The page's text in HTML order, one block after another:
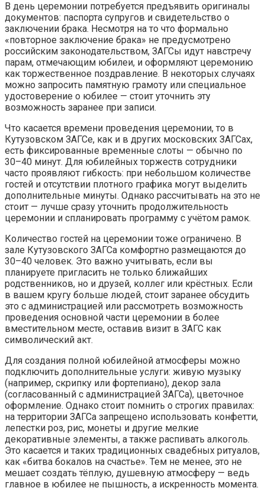
В день церемонии потребуется предъявить оригиналы
документов: паспорта супругов и свидетельство о
заключении брака. Несмотря на то что формально
«повторное заключение брака» не предусмотрено
российским законодательством, ЗАГСы идут навстречу
парам, отмечающим юбилеи, и оформляют церемонию
как торжественное поздравление. В некоторых случаях
можно запросить памятную грамоту или специальное
удостоверение о юбилее — стоит уточнить эту
возможность заранее при записи.
Что касается времени проведения церемонии, то в
Кутузовском ЗАГСе, как и в других московских ЗАГСах,
есть фиксированные временные слоты — обычно по
30–40 минут. Для юбилейных торжеств сотрудники
часто проявляют гибкость: при небольшом количестве
гостей и отсутствии плотного графика могут выделить
дополнительные минуты. Однако рассчитывать на это не
стоит — лучше сразу уточнить продолжительность
церемонии и спланировать программу с учётом рамок.
Количество гостей на церемонии тоже ограничено. В
зале Кутузовского ЗАГСа комфортно размещаются до
30–40 человек. Это важно учитывать, если вы
планируете пригласить не только ближайших
родственников, но и друзей, коллег или крёстных. Если
в вашем кругу больше людей, стоит заранее обсудить
это с администрацией или рассмотреть возможность
проведения основной части церемонии в более
вместительном месте, оставив визит в ЗАГС как
символический акт.
Для создания полной юбилейной атмосферы можно
подключить дополнительные услуги: живую музыку
(например, скрипку или фортепиано), декор зала
(согласованный с администрацией ЗАГСа), цветочное
оформление. Однако стоит помнить о строгих правилах:
на территории ЗАГСа запрещено использовать конфетти,
лепестки роз, рис, монеты и другие мелкие
декоративные элементы, а также распивать алкоголь.
Это касается и таких традиционных свадебных ритуалов,
как «битва бокалов на счастье». Тем не менее, это не
мешает создать тёплую, душевную атмосферу — ведь
главное в юбилее не пышность, а искренность момента.